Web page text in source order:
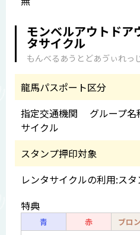
モンベルアウトドア
タサイクル
もんべるあうとどあゔぃれっ
龍馬パスポート区分
指定交通機関 グループ名
サイクル
スタンプ押印対象
レンタサイクルの利用:ス
特典
青 赤 ブロ